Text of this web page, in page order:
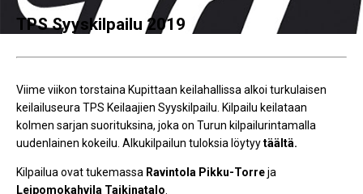
TPS Syyskilpailu 2019
Viime viikon torstaina Kupittaan keilahallissa alkoi turkulaisen
keilailuseura TPS Keilaajien Syyskilpailu. Kilpailu keilataan
kolmen sarjan suorituksina, joka on Turun kilpailurintamalla
uudenlainen kokeilu. Alkukilpailun tuloksia löytyytäältä.
Kilpailua ovat tukemassa Ravintola Pikku-Torreja
Leipomokahvila Taikinatalo